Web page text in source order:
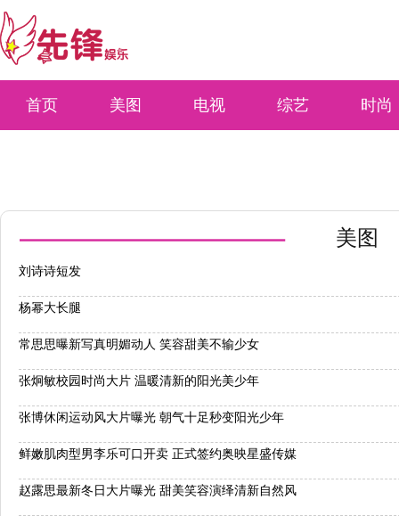
首页 美图 电视 综艺 时尚
美图
刘诗诗短发
杨幂大长腿
常思思曝新写真明媚动人 笑容甜美不输少女
张炯敏校园时尚大片 温暖清新的阳光美少年
张博休闲运动风大片曝光 朝气十足秒变阳光少年
鲜嫩肌肉型男李乐可口开卖 正式签约奥映星盛传媒
赵露思最新冬日大片曝光 甜美笑容演绎清新自然风